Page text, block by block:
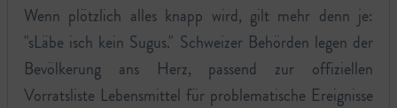
Wenn plötzlich alles knapp wird, gilt mehr denn je:
"sLäbe isch kein Sugus." Schweizer Behörden legen der
Bevölkerung ans Herz, passend zur offiziellen
Vorratsliste Lebensmittel für problematische Ereignisse